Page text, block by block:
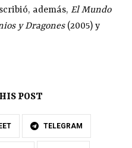
además,El Mundo
y Dragones(2005) y
POST
TELEGRAM